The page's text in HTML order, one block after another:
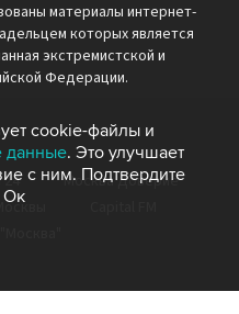
материалы интернет-
которых является
экстремистской и
Федерации.
Москва Доверие
cookie-файлы и
данные. Это улучшает
с ним. Подтвердите
Ок